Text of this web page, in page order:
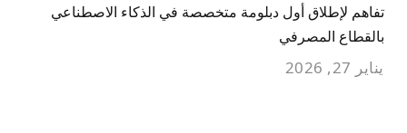
تفاهم لإطلاق أول دبلومة متخصصة في الذكاء الاصطناعي
بالقطاع المصرفي
يناير 27, 2026